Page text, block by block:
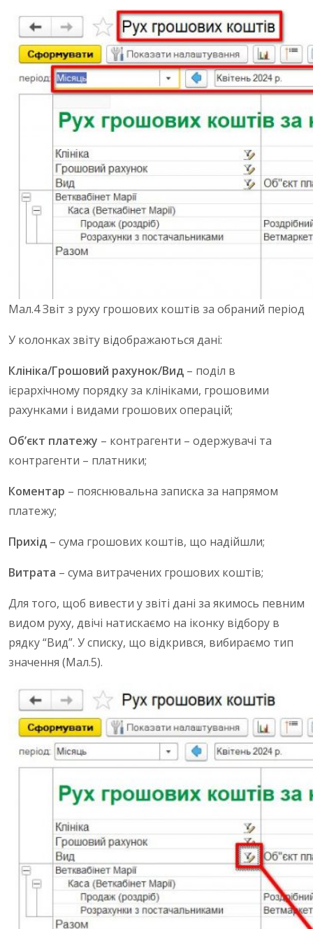
Мал.4 Звіт з руху грошових коштів за обраний період
У колонках звіту відображаються дані:
Клініка/Грошовий рахунок/Вид – поділ в
ієрархічному порядку за клініками, грошовими
рахунками і видами грошових операцій;
Об’єкт платежу – контрагенти – одержувачі та
контрагенти – платники;
Коментар – пояснювальна записка за напрямом
платежу;
Прихід – сума грошових коштів, що надійшли;
Витрата – сума витрачених грошових коштів;
Для того, щоб вивести у звіті дані за якимось певним
видом руху, двічі натискаємо на іконку відбору в
рядку “Вид”. У списку, що відкрився, вибираємо тип
значення (Мал.5).